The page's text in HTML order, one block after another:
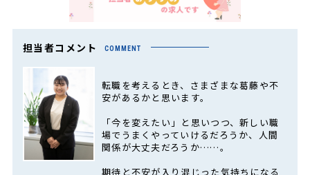
担当者コメント COMMENT
転職を考えるとき、さまざまな葛藤や不
安があるかと思います。
「今を変えたい」と思いつつ、新しい職
場でうまくやっていけるだろうか、人間
関係が大丈夫だろうか……。
期待と不安が入り混じった気持ちになる